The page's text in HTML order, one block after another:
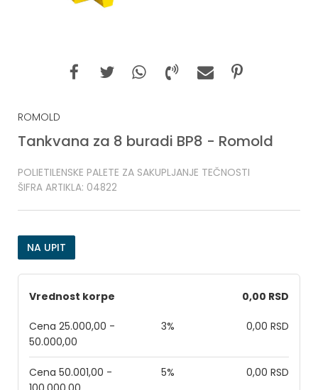
ROMOLD
Tankvana za 8 buradi BP8 - Romold
POLIETILENSKE PALETE ZA SAKUPLJANJE TEČNOSTI
ŠIFRA ARTIKLA: 04822
NA UPIT
Vrednost korpe 0,00 RSD
Cena 25.000,00 -
50.000,00
3% 0,00 RSD
Cena 50.001,00 -
5% 0,00 RSD